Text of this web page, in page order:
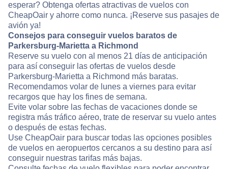
esperar? Obtenga ofertas atractivas de vuelos con
CheapOair y ahorre como nunca. ¡Reserve sus pasajes de
avión ya!
Consejos para conseguir vuelos baratos de
Parkersburg-Marietta a Richmond
Reserve su vuelo con al menos 21 días de anticipación
para así conseguir las ofertas de vuelos desde
Parkersburg-Marietta a Richmond más baratas.
Recomendamos volar de lunes a viernes para evitar
recargos que hay los fines de semana.
Evite volar sobre las fechas de vacaciones donde se
registra más tráfico aéreo, trate de reservar su vuelo antes
o después de estas fechas.
Use CheapOair para buscar todas las opciones posibles
de vuelos en aeropuertos cercanos a su destino para así
conseguir nuestras tarifas más bajas.